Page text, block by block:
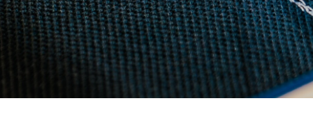
einfach beraten lassen